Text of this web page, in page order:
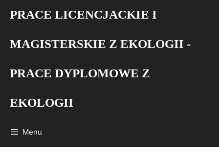
PRACE LICENCJACKIE I
MAGISTERSKIE Z EKOLOGII -
PRACE DYPLOMOWE Z
EKOLOGII
Menu